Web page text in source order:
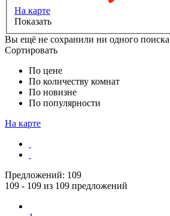
На карте
Показать
Вы ещё не сохранили ни одного поиска
Сортировать
По цене
По количеству комнат
По новизне
По популярности
На карте
Предложений: 109
109 - 109 из 109 предложений